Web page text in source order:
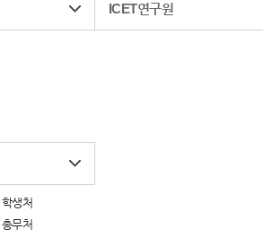
ICET연구원
학생처
총무처